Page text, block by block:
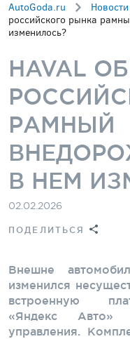
AutoGoda.ru
российского рынка
изменилось?
HAVAL
РАМНЫЙ
В НЕМ
02.02.2026
ПОДЕЛИТЬСЯ
Внешне
изменился
встроенную
«Яндекс Авто»
управления.